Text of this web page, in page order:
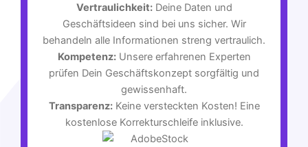
Vertraulichkeit:Deine Daten und
Geschäftsideen sind bei uns sicher. Wir
behandeln alle Informationen streng vertraulich.
Kompetenz:Unsere erfahrenen Experten
prüfen Dein Geschäftskonzept sorgfältig und
gewissenhaft.
Transparenz:Keine versteckten Kosten! Eine
kostenlose Korrekturschleife inklusive.